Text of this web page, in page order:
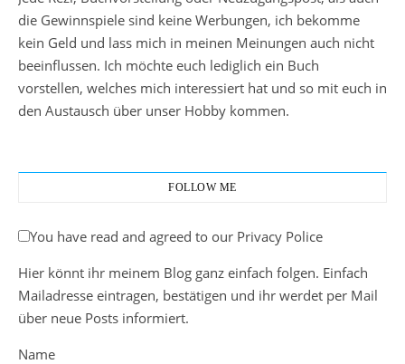
die Gewinnspiele sind keine Werbungen, ich bekomme
kein Geld und lass mich in meinen Meinungen auch nicht
beeinflussen. Ich möchte euch lediglich ein Buch
vorstellen, welches mich interessiert hat und so mit euch in
den Austausch über unser Hobby kommen.
FOLLOW ME
You have read and agreed to our Privacy Police
Hier könnt ihr meinem Blog ganz einfach folgen. Einfach
Mailadresse eintragen, bestätigen und ihr werdet per Mail
über neue Posts informiert.
Name